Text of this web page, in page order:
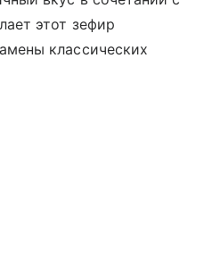
этот зефир
классических